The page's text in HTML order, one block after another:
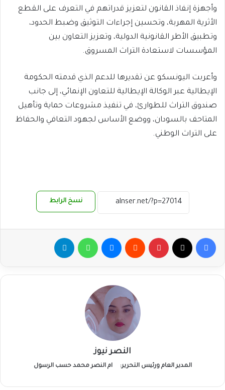
وأجهزة إنفاذ القانون لتعزيز قدراتهم في التعرف على القطع
الأثرية المهربة، وتحسين إجراءات التوثيق وضبط الحدود،
وتطبيق الأطر القانونية الدولية، وتعزيز التعاون بين
المؤسسات لاستعادة التراث المسروق.
وأعربت اليونسكو عن تقديرها للدعم الذي قدمته الحكومة
الإيطالية عبر الوكالة الإيطالية للتعاون الإنمائي، إلى جانب
صندوق التراث للطوارئ، في تنفيذ مشروعات حماية وتأهيل
المتاحف بالسودان، ووضع الأساس لجهود التعافي والحفاظ
على التراث الوطني.
نسخ الرابط
فيسبوك بينتيريست ماسنجر واتساب
النصر نيوز
المدير العام ورئيس التحرير: ام النصر محمد حسب الرسول